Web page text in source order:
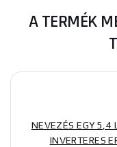
A TERMÉK
NEVEZÉS EGY 5,4
INVERTERES